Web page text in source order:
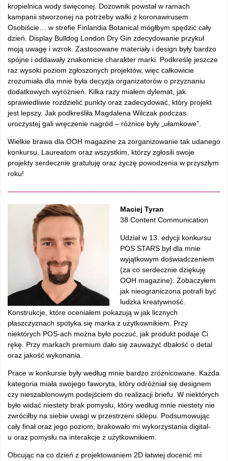
kropielnica wody święconej. Dozownik powstał w ramach
kampanii stworzonej na potrzeby walki z koronawirusem.
Osobiście… w strefie Finlandia Botanical mógłbym spędzić cały
dzień. Display Bulldog London Dry Gin zdecydowanie przykuł
moją uwagę i wzrok. Zastosowane materiały i design były bardzo
spójne i oddawały znakomicie charakter marki. Podkreślę jeszcze
raz wysoki poziom zgłoszonych projektów, więc całkowicie
zrozumiała dla mnie była decyzja organizatorów o przyznaniu
dodatkowych wyróżnień. Kilka razy miałem dylemat, jak
sprawiedliwie rozdzielić punkty oraz zadecydować, który projekt
jest lepszy. Jak podkreśliła Magdalena Wilczak podczas
uroczystej gali wręczenie nagród – różnice były „ułamkowe”.
Wielkie brawa dla OOH magazine za zorganizowanie tak udanego
konkursu. Laureatom oraz wszystkim, którzy zgłosili swoje
projekty serdecznie gratuluję oraz życzę powodzenia w przyszłym
roku!
Maciej Tyran
38 Content Communication
Udział w 13. edycji konkursu
POS STARS był dla mnie
wyjątkowym doświadczeniem
(za co serdecznie dziękuję
OOH magazine). Zobaczyłem
jak nieograniczona potrafi być
ludzka kreatywność.
Konstrukcje, które oceniałem pokazują w jak licznych
płaszczyznach spotyka się marka z użytkownikiem. Przy
niektórych POS-ach można było poczuć, jak produkt podaje Ci
rękę. Przy markach premium dało się zauważyć dbałość o detal
oraz jakość wykonania.
Prace w konkursie były według mnie bardzo zróżnicowane. Każda
kategoria miała swojego faworyta, który odróżniał się designem
czy nieszablonowym podejściem do realizacji briefu. W niektórych
było widać niestety brak pomysłu, który według mnie niestety nie
zwróciłby na siebie uwagi w przestrzeni sklepu. Podsumowując
cały finał oraz jego poziom, brakowało mi wykorzystania digital-
u oraz pomysłu na interakcje z użytkownikiem.
Obcując na co dzień z projektowaniem 2D łatwiej docenić mi